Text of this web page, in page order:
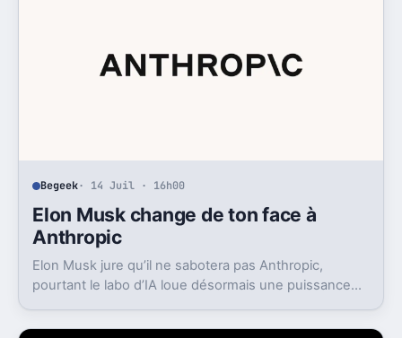
Begeek· 14 Juil · 16h00
Elon Musk change de ton face à
Anthropic
Elon Musk jure qu’il ne sabotera pas Anthropic,
pourtant le labo d’IA loue désormais une puissance